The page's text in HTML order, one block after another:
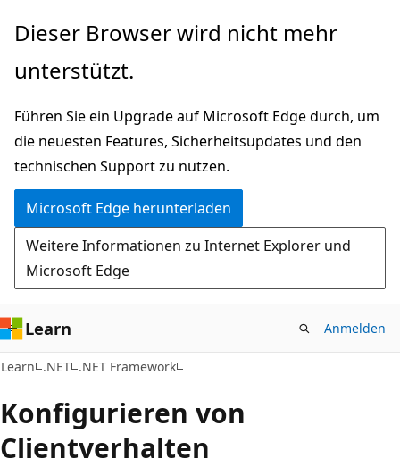
Zu
wechseln
Dieser Browser wird nicht mehr
unterstützt.
Führen Sie ein Upgrade auf Microsoft Edge durch, um
die neuesten Features, Sicherheitsupdates und den
technischen Support zu nutzen.
Microsoft Edge herunterladen
Weitere Informationen zu Internet Explorer und
Microsoft Edge
Learn Anmelden
Learn .NET .NET Framework
Konfigurieren von
Clientverhalten